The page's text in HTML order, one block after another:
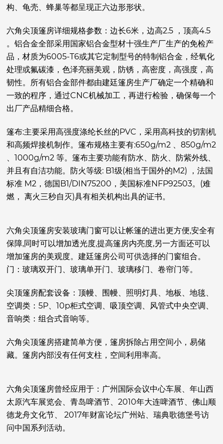
构、龟壳、蜂巢等都呈现正六边形形状。
六角尖顶篷房详细规格参数：边长6米，边高2.5 ，顶高4.5
。铝合金全部采用国家铝合金型材十强生产厂生产的免检产
品，材质为6005-T6或其它定制型号的特制铝合金，经氧化
处理或氟碳漆，色泽亮丽美观，防锈，高密度，高强度，高
韧性。所有铝合金部件都由建廷篷房生产厂确定一个精确和
一致的程序，通过CNC机械加工，再进行检验，确保每一个
出厂产品精细合格。
篷布:主要采用高强度涤纶长丝的PVC，采用高科技的切割机
和高频焊接机制作。篷布规格主要有:650g/m2 、850g/m2
、1000g/m2 等。篷布主要功能有防水、防火、防紫外线、
并且有自洁功能。防火等级: B1级(相当于国外的M2) ，法国
标准 M2，德国B1/DIN75200，美国标准NFP92503。(难
燃， 离火三秒自灭)具有相关机构出具的证书。
六角尖顶篷房安装玻璃门窗可以让帐篷的进出更方便,安全有
保障,同时可以增加透光度,提高篷房内亮度,另一方面还可以
增加篷房的美观度。建廷篷房公司可供选择的门窗组合。
门：玻璃双开门、玻璃单开门、玻璃移门、卷帘门等。
尖顶篷房配套设备：顶幔、围幔、照明灯具、地板、地毯、
空调类：5P、10p柜式空调、吸顶空调、风管式中央空调、
音响类：组合式音响等。
六角尖顶篷房搭建简单方便，篷房拆除占用空间小，易储
藏。篷房内部没有任何支柱，空间利用率高。
六角尖顶篷房曾经应用于：广州国际会议中心车展、年山西
太原汽车展览会、青岛啤酒节、2010年大连啤酒节、佛山顺
德龙舟文化节、 2017年财富论坛广州站、瑞典歌德堡号访
问中国系列活动。